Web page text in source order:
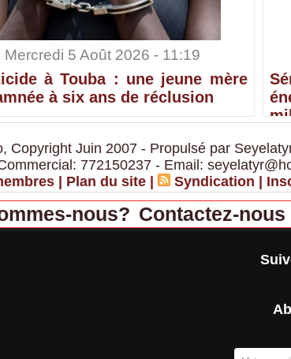
Mercredi 5 Août 2026 - 11:19
à Touba : une jeune mère
à six ans de réclusion
Copyright Juin 2007 - Propulsé par
772150237 - Email:
Plan du site Syndication
nous? Contactez-nous